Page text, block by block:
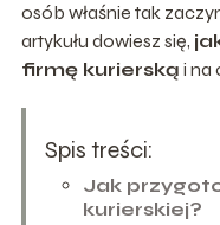
osób właśnie tak
artykułu dowiesz się,
firmę kurierską i na
Spis treści:
Jak
kurierskiej?